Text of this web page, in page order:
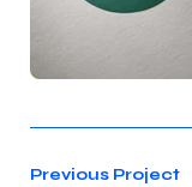
Previous Project